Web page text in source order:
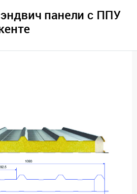
панели с ППУ